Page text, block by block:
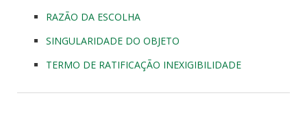
RAZÃO DA ESCOLHA
SINGULARIDADE DO OBJETO
TERMO DE RATIFICAÇÃO INEXIGIBILIDADE